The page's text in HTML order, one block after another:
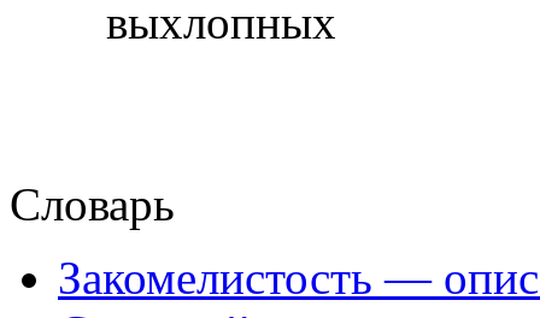
Словарь
Закомелистость —